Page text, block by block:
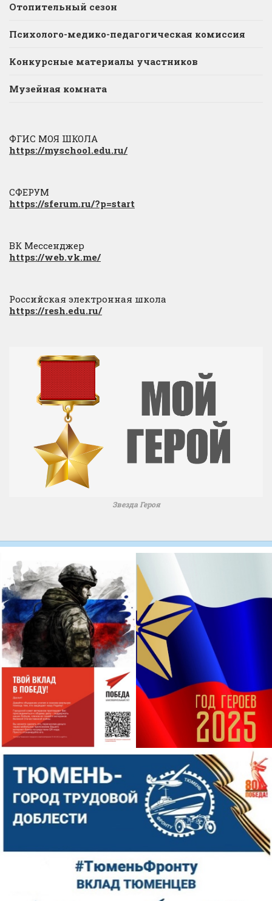
Отопительный сезон
Психолого-медико-педагогическая комиссия
Конкурсные материалы участников
Музейная комната
ФГИС МОЯ ШКОЛА
https://myschool.edu.ru/
СФЕРУМ
https://sferum.ru/?p=start
ВК Мессенджер
https://web.vk.me/
Российская электронная школа
https://resh.edu.ru/
Звезда Героя